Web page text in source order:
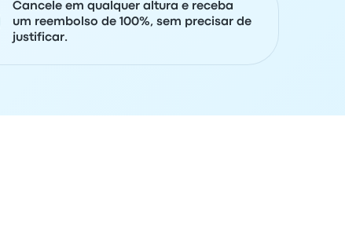
Cancele em qualquer altura e receba
um reembolso de 100%, sem precisar de
justificar.